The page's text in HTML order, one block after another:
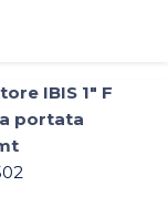
IBIS 1" F
portata